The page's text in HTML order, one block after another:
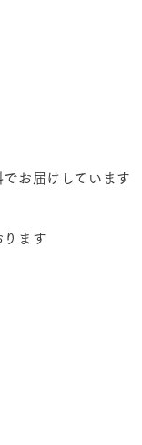
お届けしています
ます